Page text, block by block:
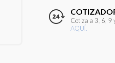
Cotiza a 3, 6, 9
AQUÍ.